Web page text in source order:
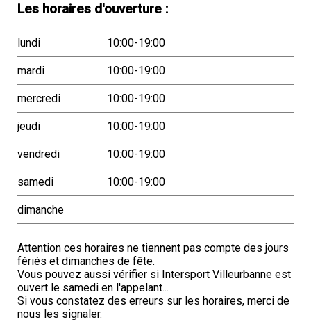
Les horaires d'ouverture :
lundi 10:00-19:00
mardi 10:00-19:00
mercredi 10:00-19:00
jeudi 10:00-19:00
vendredi 10:00-19:00
samedi 10:00-19:00
dimanche
Attention ces horaires ne tiennent pas compte des jours
fériés et dimanches de fête.
Vous pouvez aussi vérifier si Intersport Villeurbanne est
ouvert le samedi en l'appelant...
Si vous constatez des erreurs sur les horaires, merci de
nous les signaler.